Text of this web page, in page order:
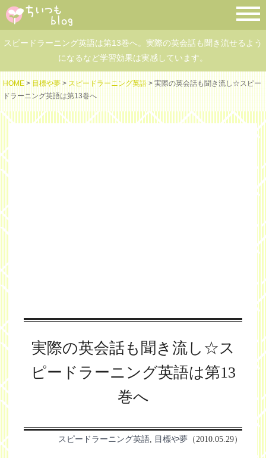
スピードラーニング英語は第13巻へ。実際の英会話も聞き流せるよう
になるなど学習効果は実感しています。
HOME > 目標や夢 > スピードラーニング英語 > 実際の英会話も聞き流し☆スピー
ドラーニング英語は第13巻へ
実際の英会話も聞き流し☆ス
ピードラーニング英語は第13
巻へ
スピードラーニング英語, 目標や夢 （2010.05.29）